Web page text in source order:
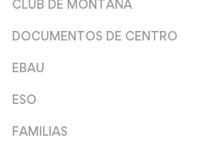
CLUB DE MONTAÑA
DOCUMENTOS DE CENTRO
EBAU
ESO
FAMILIAS